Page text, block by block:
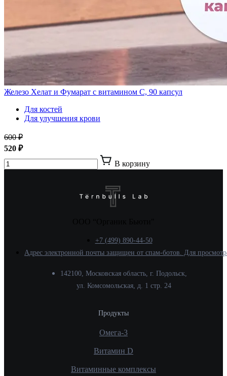
Железо Хелат и Фумарат с витамином С, 90 капсул
Для костей
Для улучшения крови
600 ₽
520 ₽
В корзину
+7 (499) 890-44-50
Адрес электронной почты защищен от спам-ботов. Для
142100, Московская область, г. Подольск,
ул. Комсомольская, д. 1 стр. 24
Продукты
Омега-3
Витамин D
Витаминные комплексы